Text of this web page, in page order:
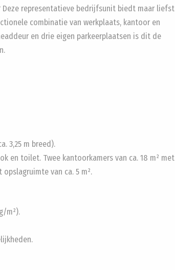
Deze representatieve bedrijfsunit biedt maar liefst
combinatie van werkplaats, kantoor en
en drie eigen parkeerplaatsen is dit de
3,25 m breed).
en toilet. Twee kantoorkamers van ca. 18 m² met
van ca. 5 m².
m²).